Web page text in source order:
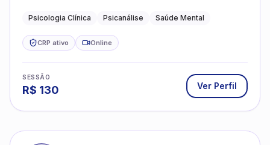
Psicologia Clínica Psicanálise Saúde Mental
CRP ativo Online
SESSÃO
R$ 130 Ver Perfil